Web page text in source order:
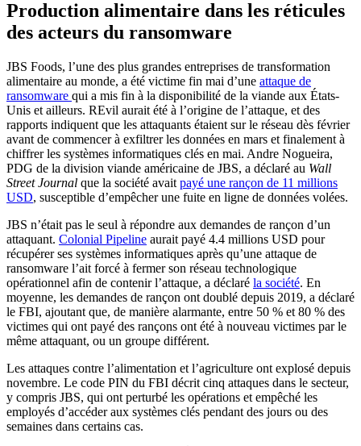
Production alimentaire dans les réticules
des acteurs du ransomware
JBS Foods, l’une des plus grandes entreprises de transformation
alimentaire au monde, a été victime fin mai d’une attaque de
ransomware qui a mis fin à la disponibilité de la viande aux États-
Unis et ailleurs. REvil aurait été à l’origine de l’attaque, et des
rapports indiquent que les attaquants étaient sur le réseau dès février
avant de commencer à exfiltrer les données en mars et finalement à
chiffrer les systèmes informatiques clés en mai. Andre Nogueira,
PDG de la division viande américaine de JBS, a déclaré au Wall
Street Journal que la société avait payé une rançon de 11 millions
USD, susceptible d’empêcher une fuite en ligne de données volées.
JBS n’était pas le seul à répondre aux demandes de rançon d’un
attaquant. Colonial Pipeline aurait payé 4.4 millions USD pour
récupérer ses systèmes informatiques après qu’une attaque de
ransomware l’ait forcé à fermer son réseau technologique
opérationnel afin de contenir l’attaque, a déclaré la société. En
moyenne, les demandes de rançon ont doublé depuis 2019, a déclaré
le FBI, ajoutant que, de manière alarmante, entre 50 % et 80 % des
victimes qui ont payé des rançons ont été à nouveau victimes par le
même attaquant, ou un groupe différent.
Les attaques contre l’alimentation et l’agriculture ont explosé depuis
novembre. Le code PIN du FBI décrit cinq attaques dans le secteur,
y compris JBS, qui ont perturbé les opérations et empêché les
employés d’accéder aux systèmes clés pendant des jours ou des
semaines dans certains cas.